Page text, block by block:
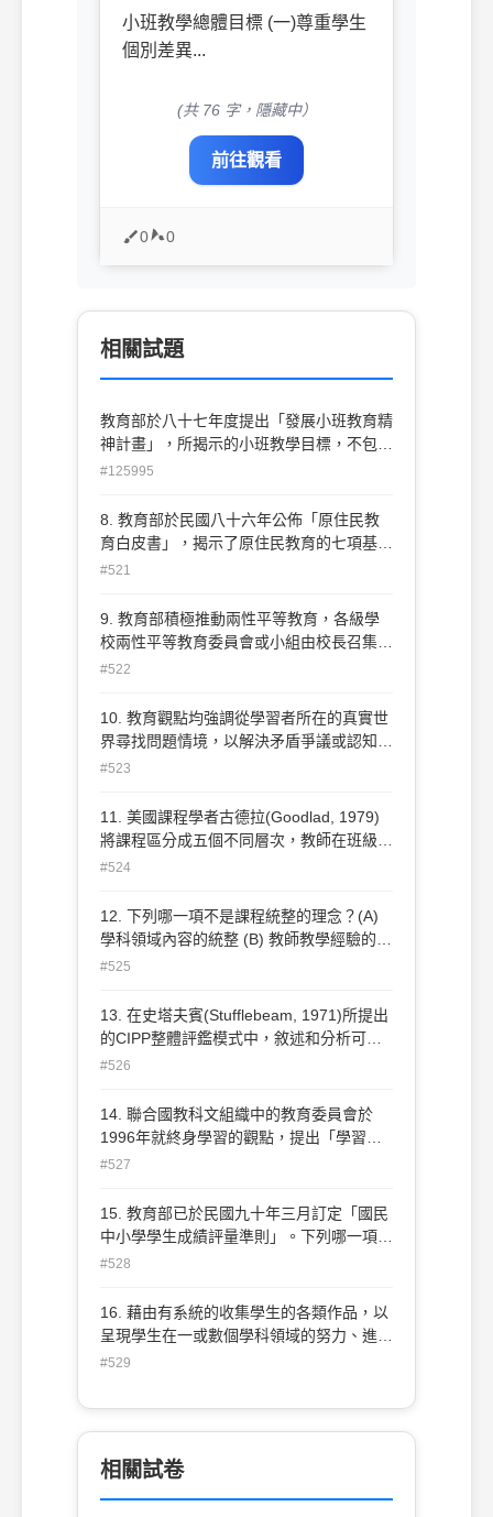
小班教學總體目標 (一)尊重學生
個別差異...
(共 76 字，隱藏中）
前往觀看
0 0
相關試題
教育部於八十七年度提出「發展小班教育精
神計畫」，所揭示的小班教學目標，不包括
下列哪一項？(A) 提供適性教育機會(B) 改
促進學生學習效果
#125995
8. 教育部於民國八十六年公佈「原住民教
育白皮書」，揭示了原住民教育的七項基本
政策。下列哪一項不包括在內：(A) 尊重文
化，建立族群自我認同。 (C) 重建部落歷
史，振興原住民族語言。(D) 廣開社會資
#521
9. 教育部積極推動兩性平等教育，各級學
校兩性平等教育委員會或小組由校長召集，
成員必須包括單位主管、教師、職員代表，
(A) 四分之一以上 (B) 三分之一以上 (C) 二
分之一以上 (D) 三分之二以上
#522
10. 教育觀點均強調從學習者所在的真實世
界尋找問題情境，以解決矛盾爭議或認知衝
突來激發學習動機，發展學習內容，並在和
創新知識。下列哪一項和此一敘述無關？
(A) 知識管理 (B) 建構式教學 (C) 知識中心
#523
11. 美國課程學者古德拉(Goodlad, 1979)
將課程區分成五個不同層次，教師在班級教
學時實際執行的課程，稱為：(A) 理念課程
#524
12. 下列哪一項不是課程統整的理念？(A)
學科領域內容的統整 (B) 教師教學經驗的統
整 (C) 學校科目與活動的統整 (D) 校內與校
#525
13. 在史塔夫賓(Stufflebeam, 1971)所提出
的CIPP整體評鑑模式中，敘述和分析可用
的人力和物質資源、解決策略、以及在行動
方式？(王文科，課程與教學論，五南,
p391) (A) 脈絡(context)評鑑 (B) 輸入
#526
14. 聯合國教科文組織中的教育委員會於
1996年就終身學習的觀點，提出「學習社
會」(learning society)的四項支柱，不包括
會議手冊，p.3-8) (A) 學習與人相處
(learning to live together) (B) 學習追求知
#527
15. 教育部已於民國九十年三月訂定「國民
中小學學生成績評量準則」。下列哪一項敘
述錯誤？ (A) 訂於民國九十年八月一日起實
現 (C) 成績評量應本適性化、多元化之原則
(D) 成績評量記錄應以文字描述為主
#528
16. 藉由有系統的收集學生的各類作品，以
呈現學生在一或數個學科領域的努力、進步
與成就，是屬於下列哪一種評量方式？ (濟
程，p97) (A) 檔案評量(portfolio
assessment) (B) 實作評量(performance
assessment) (D) 真實評量(authentic
assessment)
#529
相關試卷